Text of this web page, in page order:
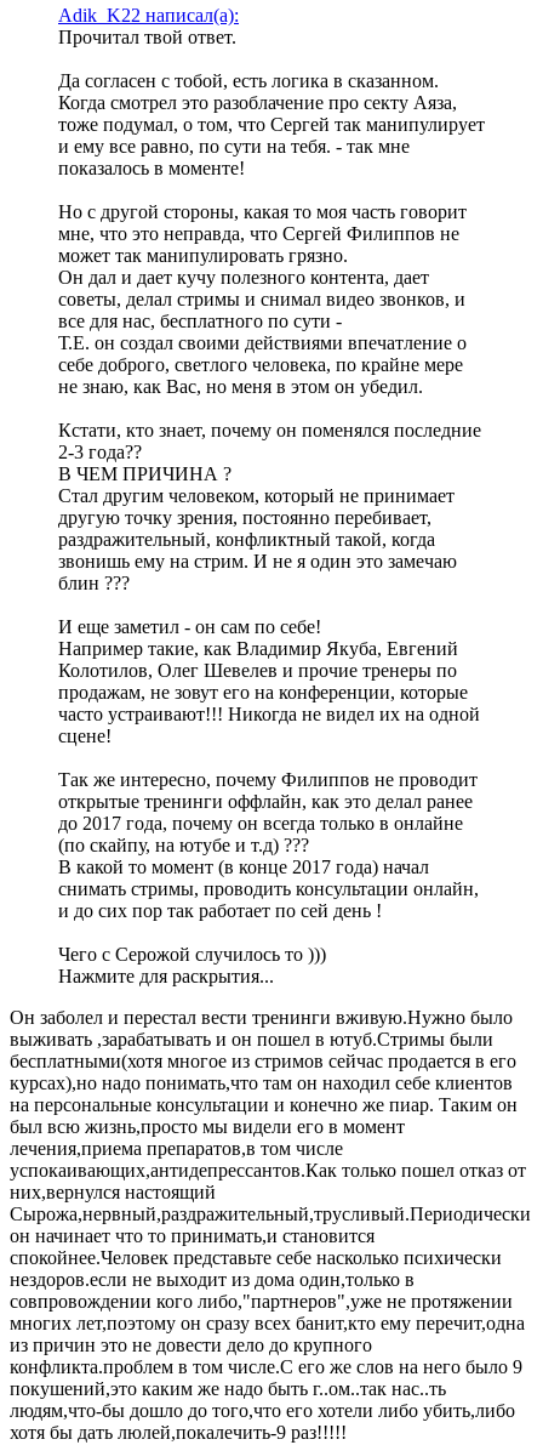
Adik_K22 написал(а):
Прочитал твой ответ.
Да согласен с тобой, есть логика в сказанном.
Когда смотрел это разоблачение про секту Аяза,
тоже подумал, о том, что Сергей так манипулирует
и ему все равно, по сути на тебя. - так мне
показалось в моменте!
Но с другой стороны, какая то моя часть говорит
мне, что это неправда, что Сергей Филиппов не
может так манипулировать грязно.
Он дал и дает кучу полезного контента, дает
советы, делал стримы и снимал видео звонков, и
все для нас, бесплатного по сути -
Т.Е. он создал своими действиями впечатление о
себе доброго, светлого человека, по крайне мере
не знаю, как Вас, но меня в этом он убедил.
Кстати, кто знает, почему он поменялся последние
2-3 года??
В ЧЕМ ПРИЧИНА ?
Стал другим человеком, который не принимает
другую точку зрения, постоянно перебивает,
раздражительный, конфликтный такой, когда
звонишь ему на стрим. И не я один это замечаю
блин ???
И еще заметил - он сам по себе!
Например такие, как Владимир Якуба, Евгений
Колотилов, Олег Шевелев и прочие тренеры по
продажам, не зовут его на конференции, которые
часто устраивают!!! Никогда не видел их на одной
сцене!
Так же интересно, почему Филиппов не проводит
открытые тренинги оффлайн, как это делал ранее
до 2017 года, почему он всегда только в онлайне
(по скайпу, на ютубе и т.д) ???
В какой то момент (в конце 2017 года) начал
снимать стримы, проводить консультации онлайн,
и до сих пор так работает по сей день !
Чего с Серожой случилось то )))
Нажмите для раскрытия...
Он заболел и перестал вести тренинги вживую.Нужно было
выживать ,зарабатывать и он пошел в ютуб.Стримы были
бесплатными(хотя многое из стримов сейчас продается в его
курсах),но надо понимать,что там он находил себе клиентов
на персональные консультации и конечно же пиар. Таким он
был всю жизнь,просто мы видели его в момент
лечения,приема препаратов,в том числе
успокаивающих,антидепрессантов.Как только пошел отказ от
них,вернулся настоящий
Сырожа,нервный,раздражительный,трусливый.Периодически
он начинает что то принимать,и становится
спокойнее.Человек представьте себе насколько психически
нездоров.если не выходит из дома один,только в
совпровождении кого либо,"партнеров",уже не протяжении
многих лет,поэтому он сразу всех банит,кто ему перечит,одна
из причин это не довести дело до крупного
конфликта.проблем в том числе.С его же слов на него было 9
покушений,это каким же надо быть г..ом..так нас..ть
людям,что-бы дошло до того,что его хотели либо убить,либо
хотя бы дать люлей,покалечить-9 раз!!!!!